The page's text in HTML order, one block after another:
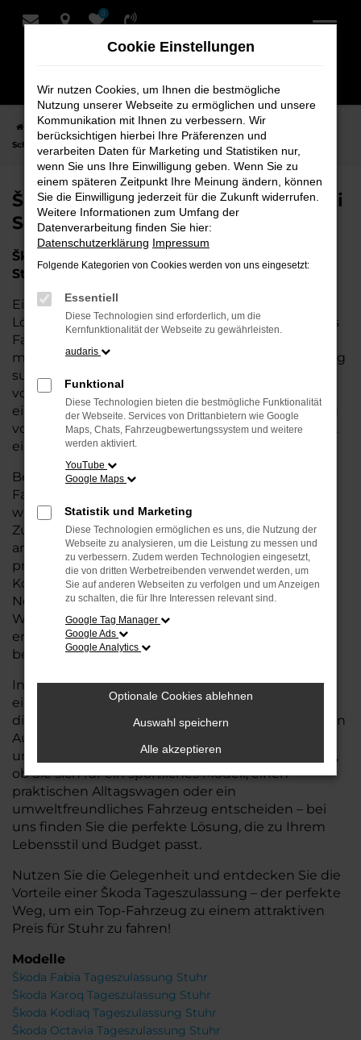
Zum
0
Startseite Stuhr Škoda
Škoda Tageszulassung für Stuhr bei
Schmidt + Koch
Škoda Tageszulassung für Stuhr bei
Schmidt + Koch
Škoda Tageszulassung – Die perfekte Wahl für
Stuhr
Eine Škoda Tageszulassung stellt die perfekte
Lösung für all diejenigen dar, die ein nahezu neues
Fahrzeug zu attraktiven Konditionen erwerben
möchten. Wenn Sie für Stuhr nach einem Fahrzeug
suchen, das die Vorteile eines Neuwagens bietet –
von modernster Technik und Sicherheit bis hin zu
einer erstklassigen Ausstattung – aber gleichzeitig
von einem günstigeren Preis profitieren wollen, ist
eine Tageszulassung genau das Richtige für Sie.
Bei einer Tageszulassung handelt es sich um
Fahrzeuge, die nur wenige Tage zugelassen
wurden, aber dennoch in ausgezeichnetem
Zustand und mit voller Herstellergarantie
angeboten werden. Sie erhalten also ein Auto, das
praktisch neu ist, jedoch zu deutlich günstigeren
Konditionen im Vergleich zum regulären
Neuwagenpreis. So können Sie Ihr
Wunschfahrzeug zu einem attraktiven Preis
erwerben und müssen dabei keine Kompromisse
bei der Qualität eingehen.
In unserem Autohaus für Stuhr bieten wir Ihnen
eine große Auswahl an Škoda Tageszulassungen,
die Ihnen nicht nur den Vorteil eines nahezu neuen
Autos, sondern auch eine schnelle Verfügbarkeit
und flexiblere Finanzierungsoptionen bieten. Egal,
ob Sie sich für ein sportliches Modell, einen
praktischen Alltagswagen oder ein
umweltfreundliches Fahrzeug entscheiden – bei
uns finden Sie die perfekte Lösung, die zu Ihrem
Lebensstil und Budget passt.
Nutzen Sie die Gelegenheit und entdecken Sie die
Vorteile einer Škoda Tageszulassung – der perfekte
Weg, um ein Top-Fahrzeug zu einem attraktiven
Preis für Stuhr zu fahren!
Modelle
Škoda Fabia Tageszulassung Stuhr
Škoda Karoq Tageszulassung Stuhr
Škoda Kodiaq Tageszulassung Stuhr
Škoda Octavia Tageszulassung Stuhr
Cookie Einstellungen
Wir nutzen Cookies, um Ihnen die bestmögliche
Nutzung unserer Webseite zu ermöglichen und unsere
Kommunikation mit Ihnen zu verbessern. Wir
berücksichtigen hierbei Ihre Präferenzen und
verarbeiten Daten für Marketing und Statistiken nur,
wenn Sie uns Ihre Einwilligung geben. Wenn Sie zu
einem späteren Zeitpunkt Ihre Meinung ändern, können
Sie die Einwilligung jederzeit für die Zukunft widerrufen.
Weitere Informationen zum Umfang der
Datenverarbeitung finden Sie hier:
Datenschutzerklärung Impressum
Folgende Kategorien von Cookies werden von uns eingesetzt:
Essentiell
Diese Technologien sind erforderlich, um die
Kernfunktionalität der Webseite zu gewährleisten.
audaris
Funktional
Diese Technologien bieten die bestmögliche Funktionalität
der Webseite. Services von Drittanbietern wie Google
Maps, Chats, Fahrzeugbewertungssystem und weitere
werden aktiviert.
YouTube
Google Maps
Statistik und Marketing
Diese Technologien ermöglichen es uns, die Nutzung der
Webseite zu analysieren, um die Leistung zu messen und
zu verbessern. Zudem werden Technologien eingesetzt,
die von dritten Werbetreibenden verwendet werden, um
Sie auf anderen Webseiten zu verfolgen und um Anzeigen
zu schalten, die für Ihre Interessen relevant sind.
Google Tag Manager
Google Ads
Google Analytics
Optionale Cookies ablehnen
Auswahl speichern
Alle akzeptieren